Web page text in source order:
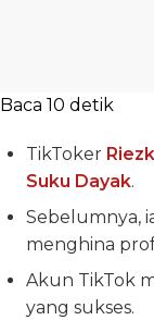
Baca 10 detik
TikToker
Suku Dayak.
Sebelumnya,
menghina
Akun TikTok
yang sukses.